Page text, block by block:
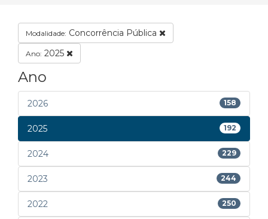
Modalidade: Concorrência Pública
Ano: 2025
Ano
2026 158
2025 192
2024 229
2023 244
2022 250